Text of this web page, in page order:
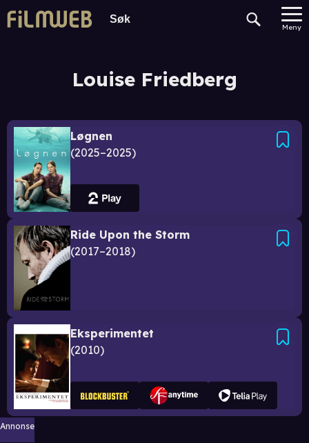
Meny
Louise Friedberg
Løgnen
2025–2025
Ride Upon the Storm
2017–2018
Eksperimentet
2010
Annonse